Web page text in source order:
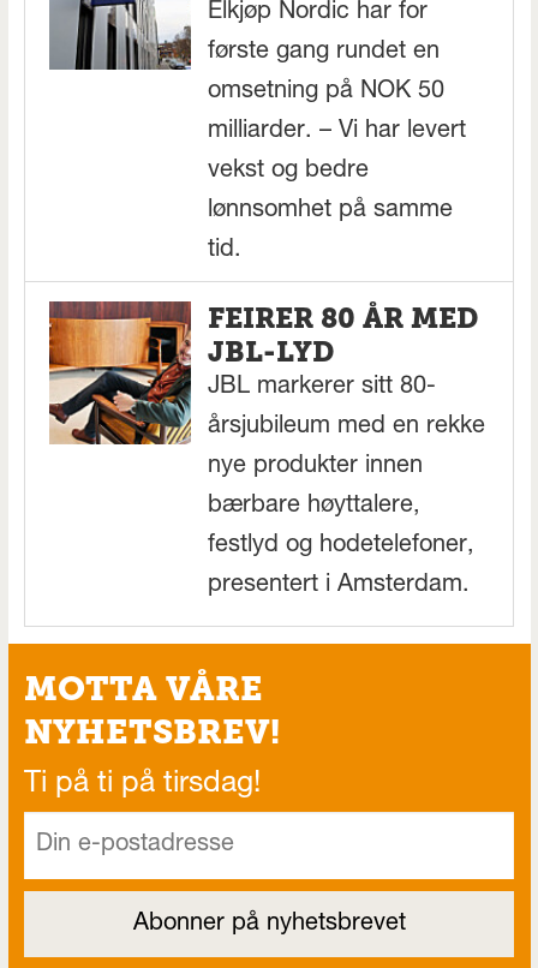
Elkjøp Nordic har for
første gang rundet en
omsetning på NOK 50
milliarder. – Vi har levert
vekst og bedre
lønnsomhet på samme
tid.
FEIRER 80 ÅR MED
JBL-LYD
JBL markerer sitt 80-
årsjubileum med en rekke
nye produkter innen
bærbare høyttalere,
festlyd og hodetelefoner,
presentert i Amsterdam.
MOTTA VÅRE
NYHETSBREV!
Ti på ti på tirsdag!